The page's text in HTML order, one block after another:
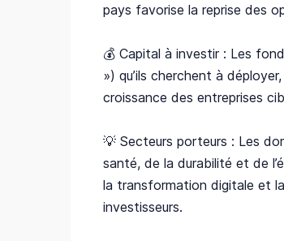
pays favorise la reprise des
💰 Capital à investir : Les
») qu’ils cherchent à
croissance des entreprises
💡 Secteurs porteurs : Les
santé, de la durabilité et de
la transformation digitale et
investisseurs.